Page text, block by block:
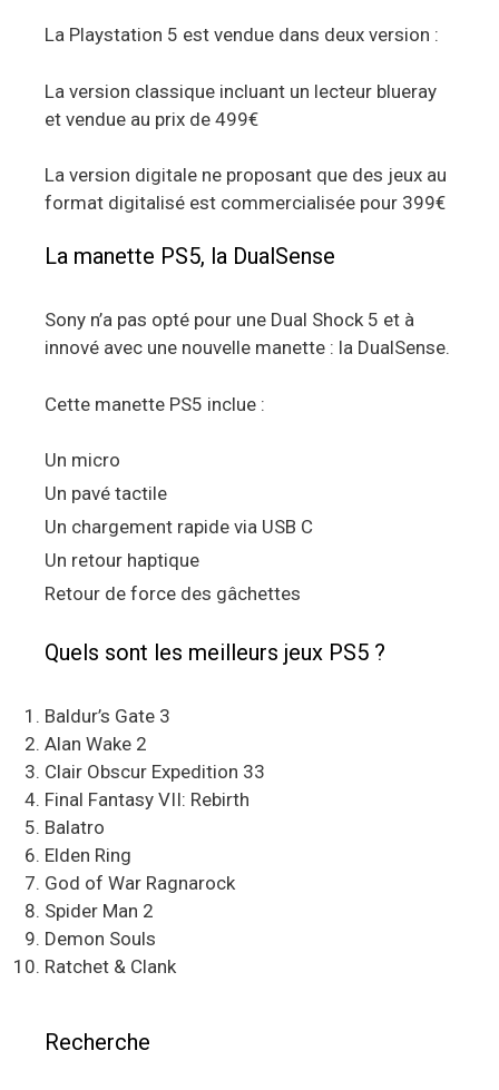
La Playstation 5 est vendue dans deux version :
La version classique incluant un lecteur blueray
et vendue au prix de 499€
La version digitale ne proposant que des jeux au
format digitalisé est commercialisée pour 399€
La manette PS5, la DualSense
Sony n’a pas opté pour une Dual Shock 5 et à
innové avec une nouvelle manette : la DualSense.
Cette manette PS5 inclue :
Un micro
Un pavé tactile
Un chargement rapide via USB C
Un retour haptique
Retour de force des gâchettes
Quels sont les meilleurs jeux PS5 ?
Baldur’s Gate 3
Alan Wake 2
Clair Obscur Expedition 33
Final Fantasy VII: Rebirth
Balatro
Elden Ring
God of War Ragnarock
Spider Man 2
Demon Souls
Ratchet & Clank
Recherche